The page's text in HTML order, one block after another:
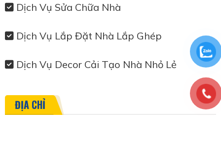
Dịch Vụ Sửa Chữa Nhà
Dịch Vụ Lắp Đặt Nhà Lắp Ghép
Dịch Vụ Decor Cải Tạo Nhà Nhỏ Lẻ
ĐỊA CHỈ